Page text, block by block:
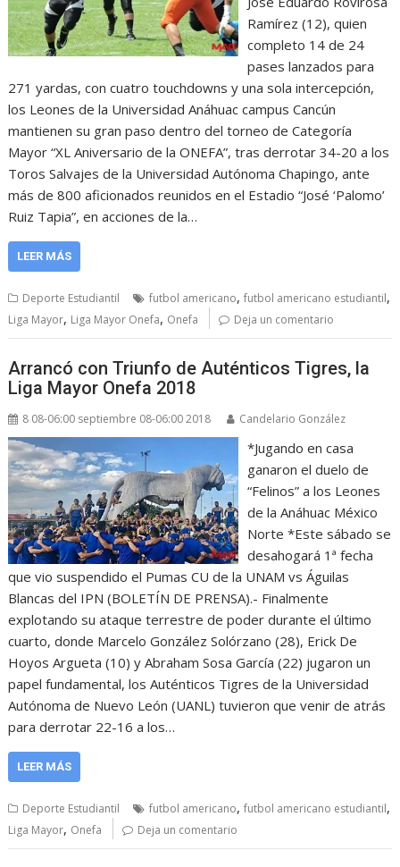
Ramírez (12), quien
completo 14 de 24
pases lanzados para
271 yardas, con cuatro touchdowns y una sola intercepción,
los Leones de la Universidad Anáhuac campus Cancún
mantienen su gran paso dentro del torneo de Categoría
Mayor “XL Aniversario de la ONEFA”, tras derrotar 34-20 a los
Toros Salvajes de la Universidad Autónoma Chapingo, ante
más de 800 aficionados reunidos en el Estadio “José ‘Palomo’
Ruiz Tapia”, en acciones de la…
LEER MÁS
Deporte Estudiantil futbol americano,futbol americano estudiantil,
Liga Mayor, Liga Mayor Onefa, Onefa Deja un comentario
Arrancó con Triunfo de Auténticos Tigres, la
Liga Mayor Onefa 2018
8 08-06:00 septiembre 08-06:00 2018 Candelario González
*Jugando en casa
ganaron el duelo de
“Felinos” a los Leones
de la Anáhuac México
Norte *Este sábado se
desahogará 1ª fecha
que vio suspendido el Pumas CU de la UNAM vs Águilas
Blancas del IPN (BOLETÍN DE PRENSA).- Finalmente
explotando su ataque terrestre de poder durante el último
cuarto, donde Marcelo González Solórzano (28), Erick De
Hoyos Argueta (10) y Abraham Sosa García (22) jugaron un
papel fundamental, los Auténticos Tigres de la Universidad
Autónoma de Nuevo León (UANL) tuvieron que venir de atrás
para derrotar 22-16 a los…
LEER MÁS
Deporte Estudiantil futbol americano,futbol americano estudiantil,
Liga Mayor, Onefa Deja un comentario